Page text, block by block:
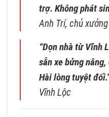
trợ. Không phát
Anh Trí, chủ
“Dọn nhà từ Vĩnh
sẵn xe bửng
Hài lòng tuyệt
Vĩnh Lộc